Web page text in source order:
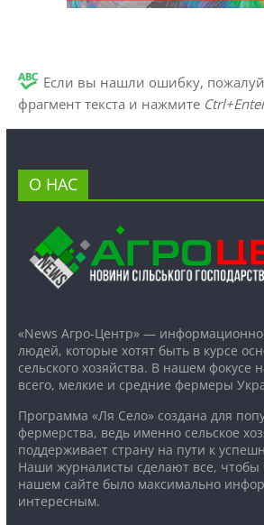
Если вы нашли ошибку,
фрагмент текста и нажмите
О НАС
«News Агро-Центр» —
людей, которые хотят быть в курсе
сельского хозяйства. В нашем фокусе
всего, мелкие и средние фермеры
Программа «Ля Село» создана для
фермерства, ведь именно сельское
поддерживает страну на пути к
Наши журналисты сделают все,
нашем сайте было максимально
интересным.